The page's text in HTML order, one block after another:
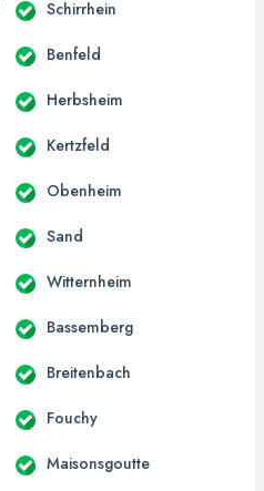
Schirrhein
Benfeld
Herbsheim
Kertzfeld
Obenheim
Sand
Witternheim
Bassemberg
Breitenbach
Fouchy
Maisonsgoutte